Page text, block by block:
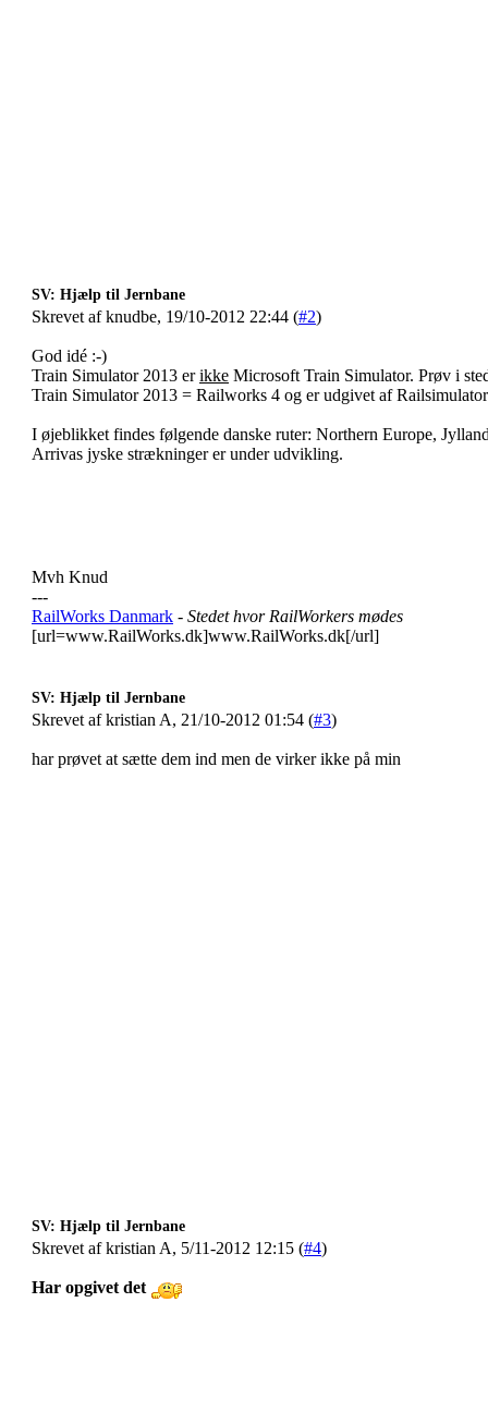
SV: Hjælp til Jernbane
Skrevet af knudbe, 19/10-2012 22:44 (#2)
God idé :-)
Train Simulator 2013 erikke Microsoft Train Simulator. Prøv i
Train Simulator 2013 = Railworks 4 og er udgivet af
I øjeblikket findes følgende danske ruter: Northern Europe,
Arrivas jyske strækninger er under udvikling.
Mvh Knud
---
RailWorks Danmark - Stedet hvor RailWorkers mødes
[url=www.RailWorks.dk]www.RailWorks.dk[/url]
SV: Hjælp til Jernbane
Skrevet af kristian A, 21/10-2012 01:54 (#3)
har prøvet at sætte dem ind men de virker ikke på min
SV: Hjælp til Jernbane
Skrevet af kristian A, 5/11-2012 12:15 (#4)
Har opgivet det